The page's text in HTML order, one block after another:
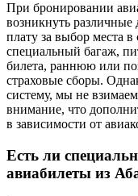
При бронировании
возникнуть
плату за выбор места
специальный багаж,
билета, раннюю или
страховые сборы.
систему, мы не
внимание, что
в зависимости от
Есть ли
авиабилеты из